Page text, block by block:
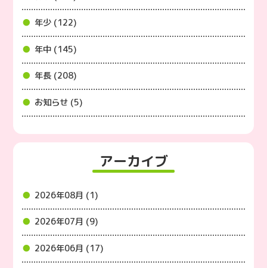
年少 (122)
年中 (145)
年長 (208)
お知らせ (5)
アーカイブ
2026年08月 (1)
2026年07月 (9)
2026年06月 (17)